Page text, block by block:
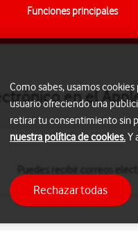
Funciones principales
en el
Puedes recibir correos
Como sabes, usamos
usuario ofreciendo una
retirar tu consentimiento sin
nuestra política de cookies.Y
Rechazar todas